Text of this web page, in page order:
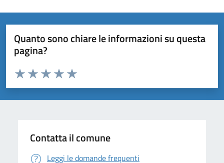
Quanto sono chiare le informazioni su questa
pagina?
Domanda
Valuta da 1 a 5 stelle la pagina
Valuta 5 stelle su 5
Valuta 4 stelle su 5
Valuta 3 stelle su 5
Valuta 2 stelle su 5
Valuta 1 stelle su 5
Contatta il comune
Leggi le domande frequenti